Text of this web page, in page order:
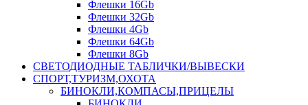
Флешки 16Gb
Флешки 32Gb
Флешки 4Gb
Флешки 64Gb
Флешки 8Gb
СВЕТОДИОДНЫЕ ТАБЛИЧКИ/ВЫВЕСКИ
СПОРТ,ТУРИЗМ,ОХОТА
БИНОКЛИ,КОМПАСЫ,ПРИЦЕЛЫ